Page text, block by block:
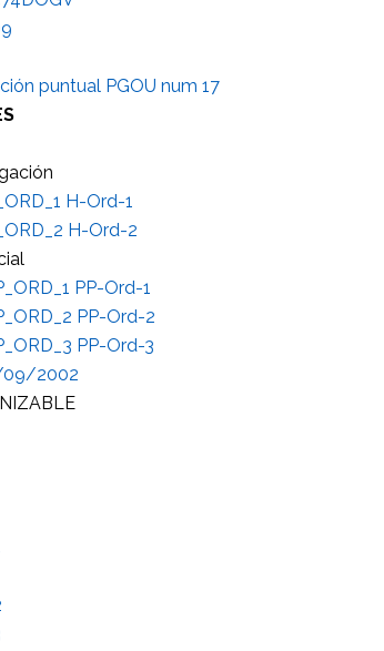
puntual PGOU num 17
H-Ord-1
H-Ord-2
PP-Ord-1
PP-Ord-2
PP-Ord-3
09/2002